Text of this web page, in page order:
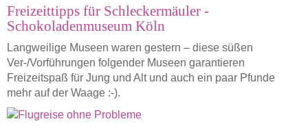
Freizeittipps für Schleckermäuler -
Schokoladenmuseum Köln
Langweilige Museen waren gestern – diese süßen
Ver-/Vorführungen folgender Museen garantieren
Freizeitspaß für Jung und Alt und auch ein paar Pfunde
mehr auf der Waage :-).